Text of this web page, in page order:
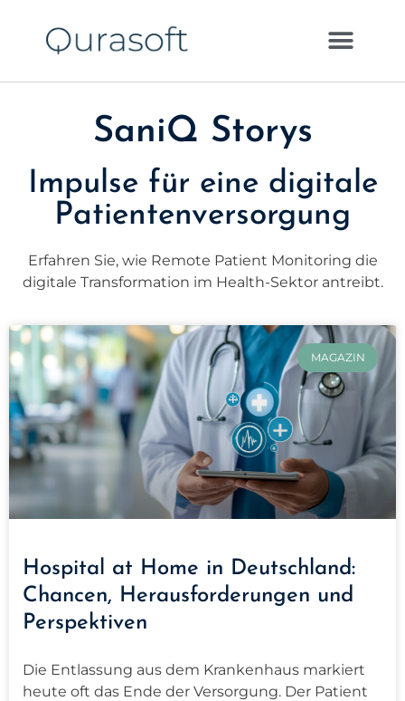
SaniQ Storys
Impulse für eine digitale
Patientenversorgung
Erfahren Sie, wie Remote Patient Monitoring die
digitale Transformation im Health-Sektor antreibt.
MAGAZIN
Hospital at Home in Deutschland:
Chancen, Herausforderungen und
Perspektiven
Die Entlassung aus dem Krankenhaus markiert
heute oft das Ende der Versorgung. Der Patient